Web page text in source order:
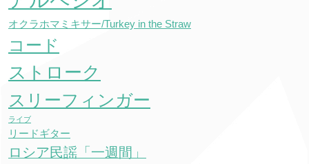
オクラホマミキサー/Turkey in the Straw
コード
ストローク
スリーフィンガー
ライブ
リードギター
ロシア民謡「一週間」